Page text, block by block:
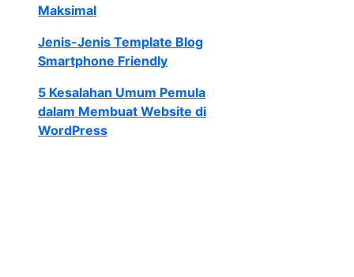
Maksimal
Jenis-Jenis Template Blog
Smartphone Friendly
5 Kesalahan Umum Pemula
dalam Membuat Website di
WordPress